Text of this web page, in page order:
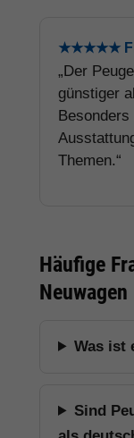
★★★★★
„Der
günstiger
Themen.“
Häufige
Neuwagen
Was ist
Sind